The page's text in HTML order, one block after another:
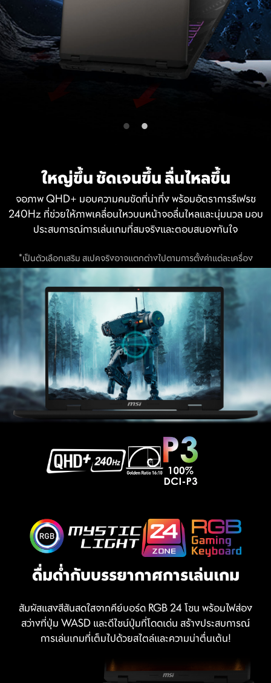
ใหญ่ขึ้น ชัดเจนขึ้น ลื่นไหลขึ้น
จอภาพ QHD+ มอบความคมชัดที่น่าทึ่ง พร้อมอัตราการรีเฟรช
240Hz ที่ช่วยให้ภาพเคลื่อนไหวบนหน้าจอลื่นไหลและนุ่มนวล มอบ
ประสบการณ์การเล่นเกมที่สมจริงและตอบสนองทันใจ
*เป็นตัวเลือกเสริม สเปคจริงอาจแตกต่างไปตามการตั้งค่าแต่ละเครื่อง
ดื่มด่ำกับบรรยากาศการเล่นเกม
สัมผัสแสงสีสันสดใสจากคีย์บอร์ด RGB 24 โซน พร้อมไฟส่อง
สว่างที่ปุ่ม WASD และดีไซน์ปุ่มที่โดดเด่น สร้างประสบการณ์
การเล่นเกมที่เต็มไปด้วยสไตล์และความน่าตื่นเต้น!